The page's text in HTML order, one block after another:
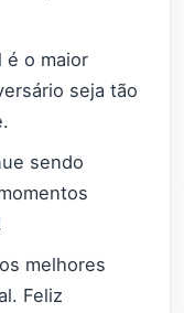
é o maior
seja tão
sendo
melhores
Feliz